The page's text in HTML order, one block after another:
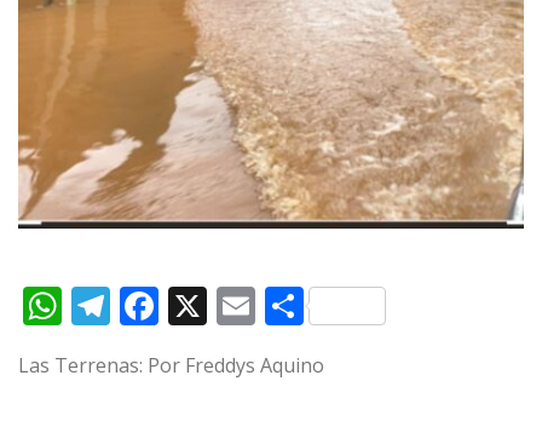
W
h
at
T
e
F
c
X E
m
ai
C
m
Las Terrenas: Por Freddys Aquino